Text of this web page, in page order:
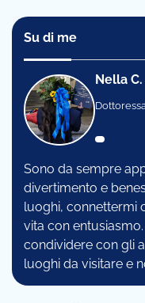
Su di me
Nella C.
Sono da sempre
divertimento e
luoghi, connettermi
vita con
condividere con gli
luoghi da visitare e